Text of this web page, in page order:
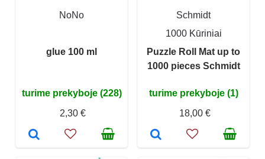
NoNo
glue 100 ml
turime prekyboje (228)
2,30 €
Schmidt
1000 Kūriniai
Puzzle Roll Mat up to
1000 pieces Schmidt
turime prekyboje (1)
18,00 €